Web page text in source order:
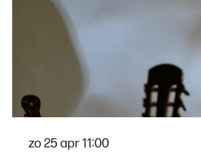
zo 25 apr11:00